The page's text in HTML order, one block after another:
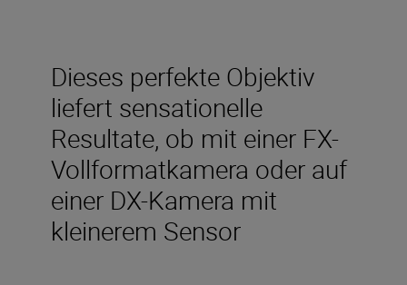
Dieses perfekte Objektiv
liefert sensationelle
Resultate, ob mit einer FX-
Vollformatkamera oder auf
einer DX-Kamera mit
kleinerem Sensor